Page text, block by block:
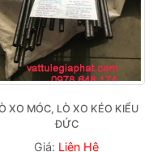
XO MÓC, LÒ XO KÉO KIỂU
ĐỨC
Giá: Liên Hệ